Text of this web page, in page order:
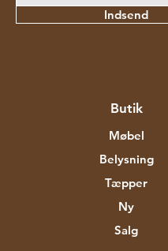
Indsend
Butik
Møbel
Belysning
Tæpper
Ny
Salg